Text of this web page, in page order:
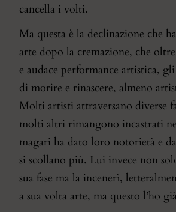
cancella i volti.
Ma questa è la declinazione che
arte dopo la cremazione, che
e audace performance artistica,
di morire e rinascere, almeno
Molti artisti attraversano diverse
molti altri rimangono incastrati
magari ha dato loro notorietà e
si scollano più. Lui invece non
sua fase ma la incenerì,
a sua volta arte, ma questo l’ho